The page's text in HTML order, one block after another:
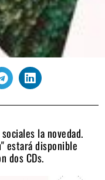
la novedad.
estará disponible
dos CDs.